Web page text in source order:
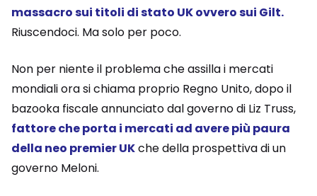
massacro sui titoli di stato UK ovvero sui Gilt.
Riuscendoci. Ma solo per poco.
Non per niente il problema che assilla i mercati
mondiali ora si chiama proprio Regno Unito, dopo il
bazooka fiscale annunciato dal governo di Liz Truss,
fattore che porta i mercati ad avere più paura
della neo premier UKche della prospettiva di un
governo Meloni.